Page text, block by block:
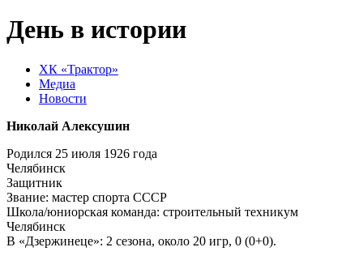
День в истории
ХК «Трактор»
Медиа
Новости
Николай Алексушин
Родился 25 июля 1926 года
Челябинск
Защитник
Звание: мастер спорта СССР
Школа/юниорская команда: строительный техникум
Челябинск
В «Дзержинеце»: 2 сезона, около 20 игр, 0 (0+0).